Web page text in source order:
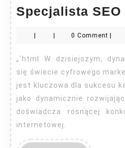
Specjalista SEO
| | 0 Comment |
„`html W dzisiejszym, dynamicznie zmieniającym
się świecie cyfrowego
jest kluczowa dla sukcesu
jako dynamicznie
doświadcza rosnącej
internetowej.